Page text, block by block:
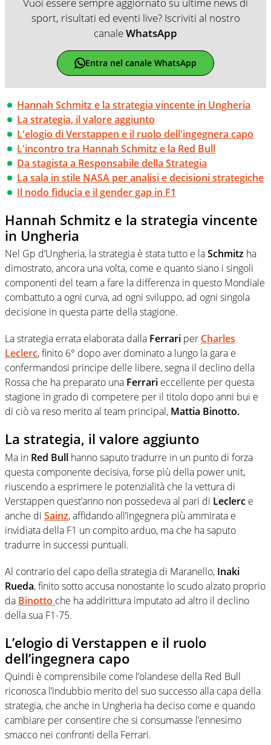
sport, risultati ed eventi live? Iscriviti al nostro
canaleWhatsApp
Entra nel canale WhatsApp
Hannah Schmitz e la strategia vincente in Ungheria
La strategia, il valore aggiunto
L'elogio di Verstappen e il ruolo dell'ingegnera capo
L'incontro tra Hannah Schmitz e la Red Bull
Da stagista a Responsabile della Strategia
La sala in stile NASA per analisi e decisioni strategiche
Il nodo fiducia e il gender gap in F1
Hannah Schmitz e la strategia vincente
in Ungheria
Nel Gp d’Ungheria, la strategia è stata tutto e laSchmitz ha
dimostrato, ancora una volta, come e quanto siano i singoli
componenti del team a fare la differenza in questo Mondiale
combattuto a ogni curva, ad ogni sviluppo, ad ogni singola
decisione in questa parte della stagione.
La strategia errata elaborata dalla Ferrari per Charles
Leclerc, finito 6° dopo aver dominato a lungo la gara e
confermandosi principe delle libere, segna il declino della
Rossa che ha preparato una Ferrari eccellente per questa
stagione in grado di competere per il titolo dopo anni bui e
di ciò va reso merito al team principal, Mattia Binotto.
La strategia, il valore aggiunto
Ma in Red Bull hanno saputo tradurre in un punto di forza
questa componente decisiva, forse più della power unit,
riuscendo a esprimere le potenzialità che la vettura di
Verstappen quest’anno non possedeva al pari di Leclerc e
anche di Sainz, affidando all’ingegnera più ammirata e
invidiata della F1 un compito arduo, ma che ha saputo
tradurre in successi puntuali.
Al contrario del capo della strategia di Maranello, Inaki
Rueda, finito sotto accusa nonostante lo scudo alzato proprio
da Binotto che ha addirittura imputato ad altro il declino
della sua F1-75.
L’elogio di Verstappen e il ruolo
dell’ingegnera capo
Quindi è comprensibile come l’olandese della Red Bull
riconosca l’indubbio merito del suo successo alla capa della
strategia, che anche in Ungheria ha deciso come e quando
cambiare per consentire che si consumasse l’ennesimo
smacco nei confronti della Ferrari.